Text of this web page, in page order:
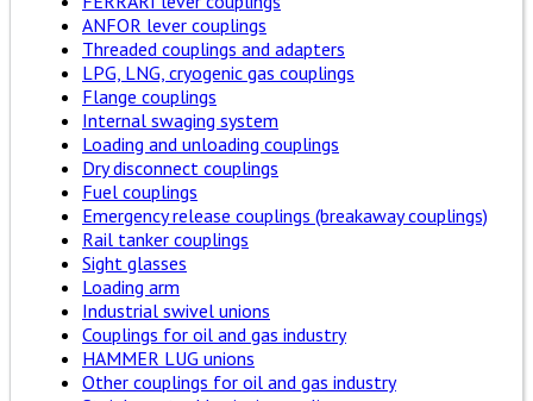
ANFOR lever couplings
Threaded couplings and adapters
LPG, LNG, cryogenic gas couplings
Flange couplings
Internal swaging system
Loading and unloading couplings
Dry disconnect couplings
Fuel couplings
Emergency release couplings (breakaway couplings)
Rail tanker couplings
Sight glasses
Loading arm
Industrial swivel unions
Couplings for oil and gas industry
HAMMER LUG unions
Other couplings for oil and gas industry